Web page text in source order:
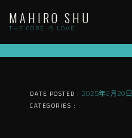
content
MAHIRO SHU
THE CORE IS LOVE
DATE POSTED : 2025年6月20日
CATEGORIES :